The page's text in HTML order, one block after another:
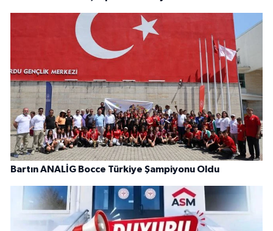
Bartın ANALİG Bocce Türkiye Şampiyonu Oldu